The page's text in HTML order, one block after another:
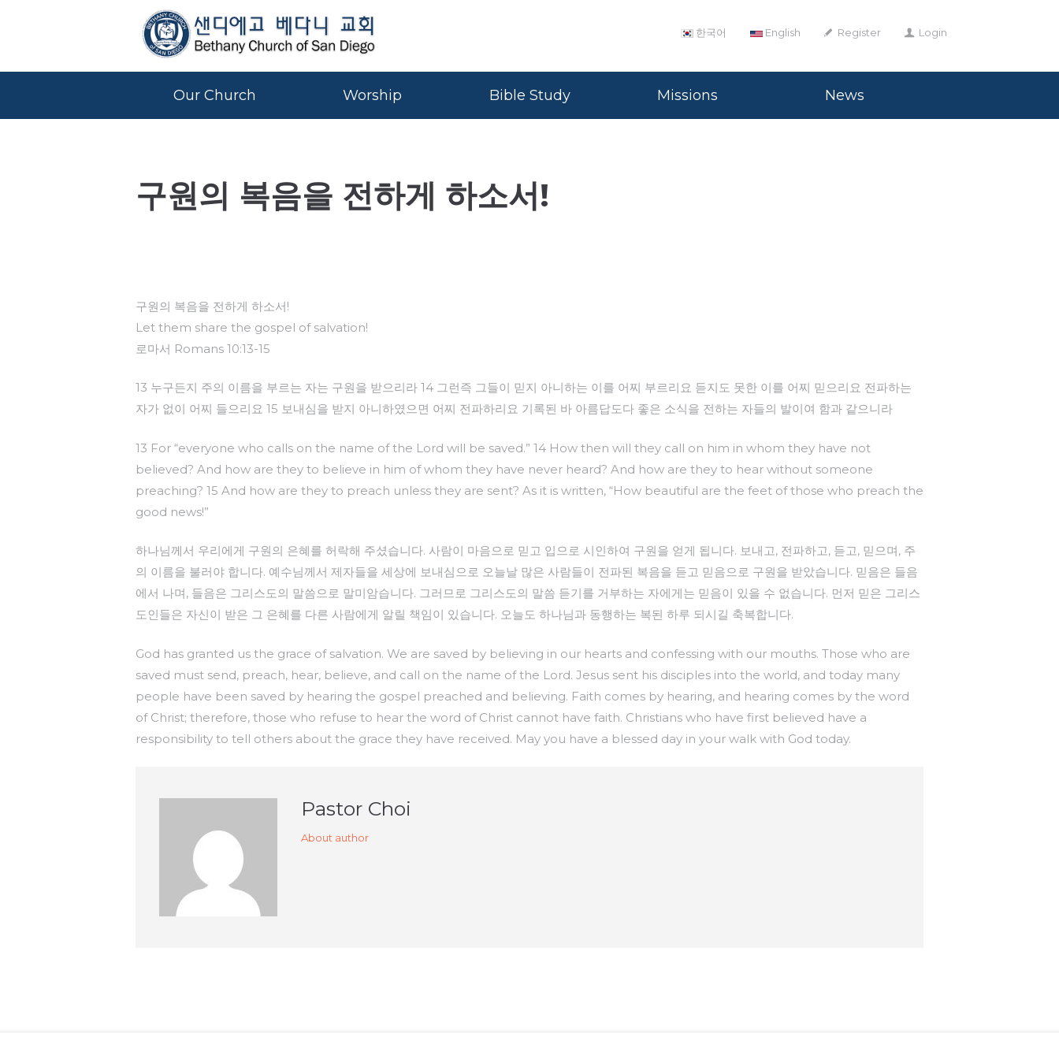
한국어 English Register Login
Our Church Worship Bible Study Missions News
구원의 복음을 전하게 하소서!
구원의 복음을 전하게 하소서!
Let them share the gospel of salvation!
로마서 Romans 10:13-15
13 누구든지 주의 이름을 부르는 자는 구원을 받으리라 14 그런즉 그들이 믿지 아니하는 이를 어찌 부르리요 듣지도 못한 이를 어찌 믿으리요 전파하는
자가 없이 어찌 들으리요 15 보내심을 받지 아니하였으면 어찌 전파하리요 기록된 바 아름답도다 좋은 소식을 전하는 자들의 발이여 함과 같으니라
13 For “everyone who calls on the name of the Lord will be saved.” 14 How then will they call on him in whom they have not
believed? And how are they to believe in him of whom they have never heard? And how are they to hear without someone
preaching? 15 And how are they to preach unless they are sent? As it is written, “How beautiful are the feet of those who preach the
good news!”
하나님께서 우리에게 구원의 은혜를 허락해 주셨습니다. 사람이 마음으로 믿고 입으로 시인하여 구원을 얻게 됩니다. 보내고, 전파하고, 듣고, 믿으며, 주
의 이름을 불러야 합니다. 예수님께서 제자들을 세상에 보내심으로 오늘날 많은 사람들이 전파된 복음을 듣고 믿음으로 구원을 받았습니다. 믿음은 들음
에서 나며, 들음은 그리스도의 말씀으로 말미암습니다. 그러므로 그리스도의 말씀 듣기를 거부하는 자에게는 믿음이 있을 수 없습니다. 먼저 믿은 그리스
도인들은 자신이 받은 그 은혜를 다른 사람에게 알릴 책임이 있습니다. 오늘도 하나님과 동행하는 복된 하루 되시길 축복합니다.
God has granted us the grace of salvation. We are saved by believing in our hearts and confessing with our mouths. Those who are
saved must send, preach, hear, believe, and call on the name of the Lord. Jesus sent his disciples into the world, and today many
people have been saved by hearing the gospel preached and believing. Faith comes by hearing, and hearing comes by the word
of Christ; therefore, those who refuse to hear the word of Christ cannot have faith. Christians who have first believed have a
responsibility to tell others about the grace they have received. May you have a blessed day in your walk with God today.
Pastor Choi
About author